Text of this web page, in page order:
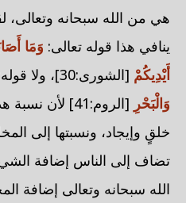
هي من الله سبحانه وتعالى،
ينافي هذا قوله تعالى: وَمَا
أَيْدِيكُمْ [الشورى:30]، ولا قوله:
وَالْبَحْرِ
[الروم:41] لأن
خلقٍ وإيجاد، ونسبتها إلى
تضاف إلى الناس إضافة
الله سبحانه وتعالى إضافة